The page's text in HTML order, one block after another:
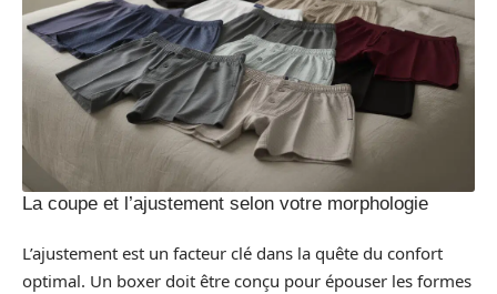
La coupe et l’ajustement selon votre morphologie
L’ajustement est un facteur clé dans la quête du confort
optimal. Un boxer doit être conçu pour épouser les formes